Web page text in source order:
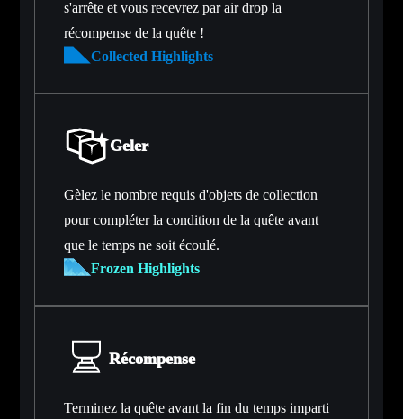
s'arrête et vous recevrez par air drop la
récompense de la quête !
Collected Highlights
Geler
Gèlez le nombre requis d'objets de collection
pour compléter la condition de la quête avant
que le temps ne soit écoulé.
Frozen Highlights
Récompense
Terminez la quête avant la fin du temps imparti